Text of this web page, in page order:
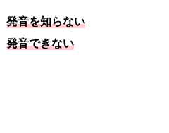
発音を知らない
発音できない